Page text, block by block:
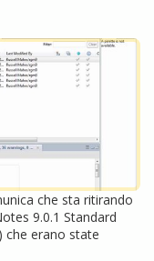
che sta ritirando
9.0.1 Standard
che erano state